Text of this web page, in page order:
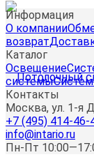
Информация
О компании
возврат
Каталог
Освещение
системы
Контакты
Москва, ул. 1-я
+7 (495) 414-46-
info@intario.ru
Пн-Пт